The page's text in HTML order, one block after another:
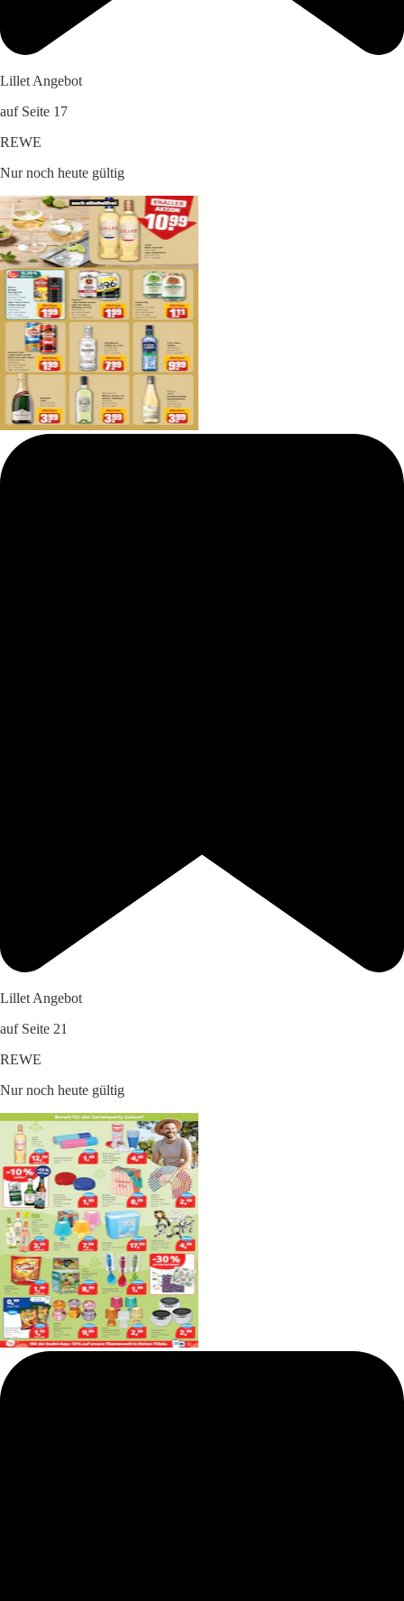
Lillet Angebot
auf Seite 17
REWE
Nur noch heute gültig
Lillet Angebot
auf Seite 21
REWE
Nur noch heute gültig